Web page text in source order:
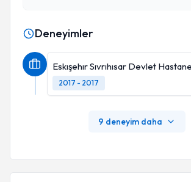
Deneyimler
Eskışehır Sıvrıhısar Devlet
2017 - 2017
9 deneyim daha